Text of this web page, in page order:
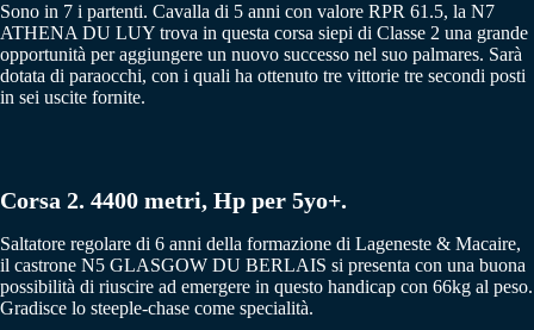
Sono in 7 i partenti. Cavalla di 5 anni con valore RPR 61.5, la N7
ATHENA DU LUY trova in questa corsa siepi di Classe 2 una grande
opportunità per aggiungere un nuovo successo nel suo palmares. Sarà
dotata di paraocchi, con i quali ha ottenuto tre vittorie tre secondi posti
in sei uscite fornite.
Corsa 2. 4400 metri, Hp per 5yo+.
Saltatore regolare di 6 anni della formazione di Lageneste & Macaire,
il castrone N5 GLASGOW DU BERLAIS si presenta con una buona
possibilità di riuscire ad emergere in questo handicap con 66kg al peso.
Gradisce lo steeple-chase come specialità.